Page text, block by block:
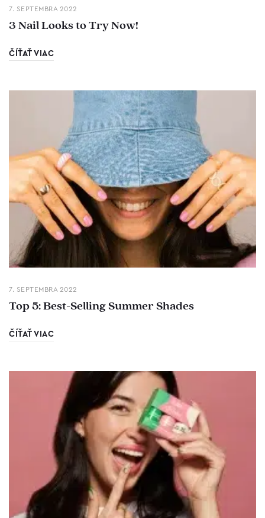
7. SEPTEMBRA 2022
3 Nail Looks to Try Now!
ČÍŤAŤ VIAC
7. SEPTEMBRA 2022
Top 5: Best-Selling Summer Shades
ČÍŤAŤ VIAC